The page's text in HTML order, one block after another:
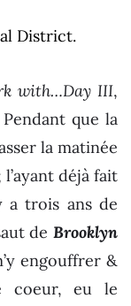
with…Day III,
que la
la matinée
l’ayant déjà fait
a trois ans de
de Brooklyn
engouffrer &
coeur, eu le